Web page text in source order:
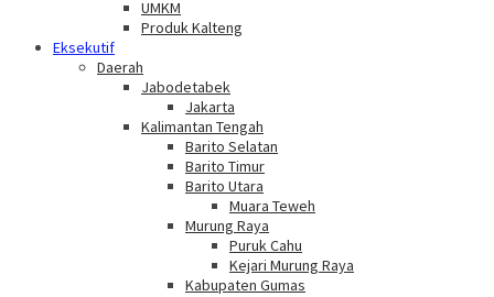
UMKM
Produk Kalteng
Eksekutif
Daerah
Jabodetabek
Jakarta
Kalimantan Tengah
Barito Selatan
Barito Timur
Barito Utara
Muara Teweh
Murung Raya
Puruk Cahu
Kejari Murung Raya
Kabupaten Gumas